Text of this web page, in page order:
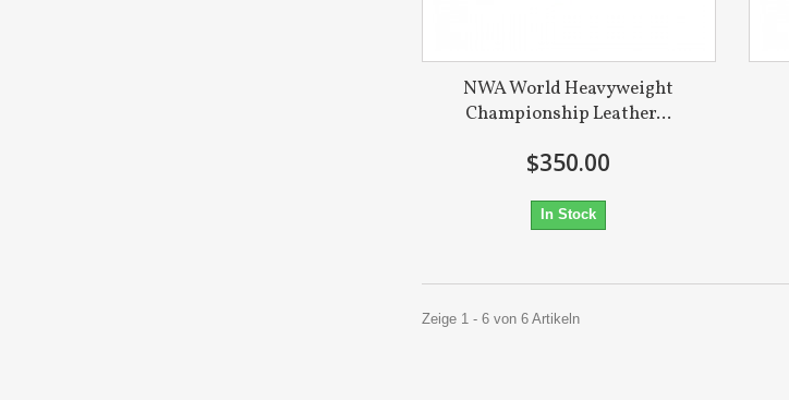
NWA World Heavyweight
Championship Leather...
$350.00
In Stock
Zeige 1 - 6 von 6 Artikeln